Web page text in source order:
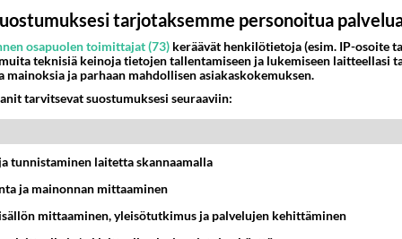
kanssa
kutsuu
tuosta välitä
ukkohan
tulinen
01-06 21:48:00
tarjotaksemme personoitua
osapuolen toimittajat (73) keräävät henkilötietoja (esim. IP-osoite
teknisiä keinoja tietojen tallentamiseen ja lukemiseen laitteellasi
ja parhaan mahdollisen asiakaskokemuksen.
tarvitsevat suostumuksesi seuraaviin:
tunnistaminen laitetta skannaamalla
ja mainonnan mittaaminen
mittaaminen, yleisötutkimus ja palvelujen kehittäminen